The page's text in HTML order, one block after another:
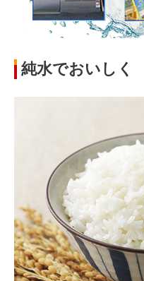
純水でおいしく